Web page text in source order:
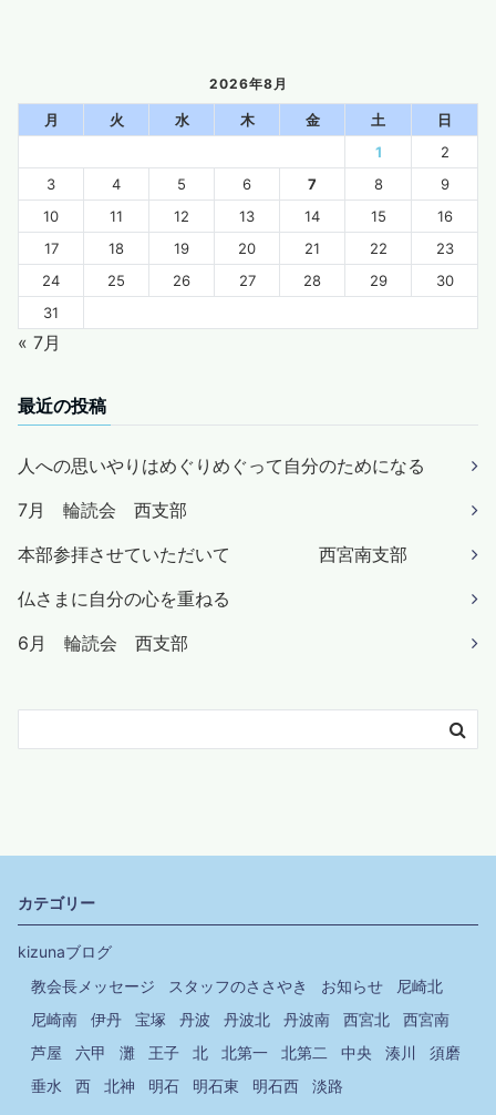
2026年8月
月 火 水 木 金 土
日
1
2
3
4 5 6 7 8
9
10
11 12 13 14 15
16
17
18 19 20 21 22
23
24
25 26 27 28 29
30
31
« 7月
最近の投稿
人への思いやりはめぐりめぐって自分のためになる
7月 輪読会 西支部
本部参拝させていただいて 西宮南支部
仏さまに自分の心を重ねる
6月 輪読会 西支部
カテゴリー
kizunaブログ
教会長メッセージ
スタッフのささやき お知らせ
尼崎北
尼崎南
伊丹 宝塚 丹波 丹波北 丹波南 西宮北
西宮南
芦屋
六甲 灘 王子 北 北第一 北第二 中央 湊川
須磨
垂水
西 北神 明石 明石東 明石西 淡路